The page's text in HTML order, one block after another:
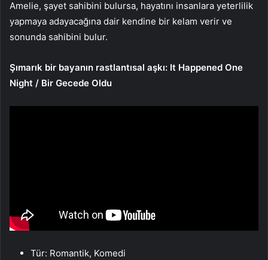
Amelie, şayet sahibini bulursa, hayatını insanlara yeterlilik
yapmaya adayacağına dair kendine bir kelam verir ve
sonunda sahibini bulur.
Şımarık bir bayanın rastlantısal aşkı: It Happened One
Night / Bir Gecede Oldu
Tür: Romantik, Komedi